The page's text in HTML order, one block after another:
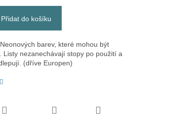
Přidat do košíku
barev, které mohou být
Listy nezanechávají stopy po použití a
(dříve Europen)